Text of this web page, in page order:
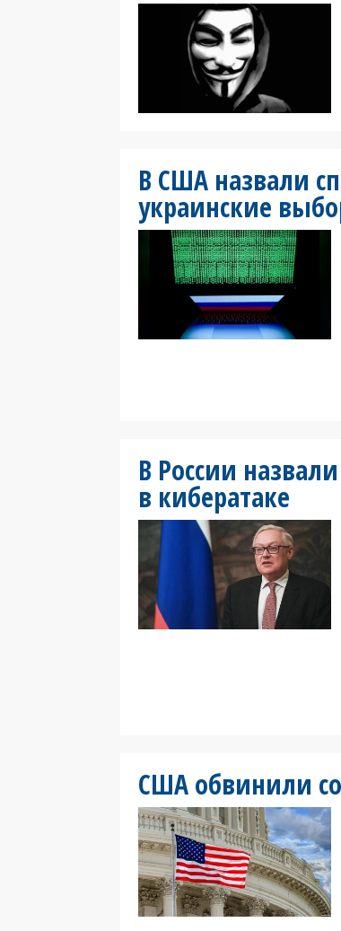
В США назвали
украинские
В России
в кибератаке
США обвинили